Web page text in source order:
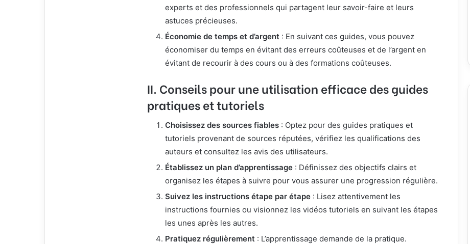
experts et des professionnels qui partagent leur savoir-faire et leurs
astuces précieuses.
Économie de temps et d’argent : En suivant ces guides, vous pouvez
économiser du temps en évitant des erreurs coûteuses et de l’argent en
évitant de recourir à des cours ou à des formations coûteuses.
II. Conseils pour une utilisation efficace des guides
pratiques et tutoriels
Choisissez des sources fiables : Optez pour des guides pratiques et
tutoriels provenant de sources réputées, vérifiez les qualifications des
auteurs et consultez les avis des utilisateurs.
Établissez un plan d’apprentissage : Définissez des objectifs clairs et
organisez les étapes à suivre pour vous assurer une progression régulière.
Suivez les instructions étape par étape : Lisez attentivement les
instructions fournies ou visionnez les vidéos tutoriels en suivant les étapes
les unes après les autres.
Pratiquez régulièrement : L’apprentissage demande de la pratique.